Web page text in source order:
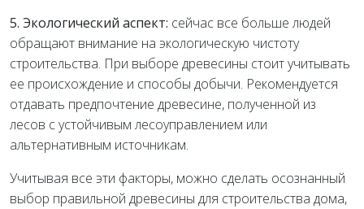
5. Экологический аспект: сейчас все больше людей
обращают внимание на экологическую чистоту
строительства. При выборе древесины стоит учитывать
ее происхождение и способы добычи. Рекомендуется
отдавать предпочтение древесине, полученной из
лесов с устойчивым лесоуправлением или
альтернативным источникам.
Учитывая все эти факторы, можно сделать осознанный
выбор правильной древесины для строительства дома,